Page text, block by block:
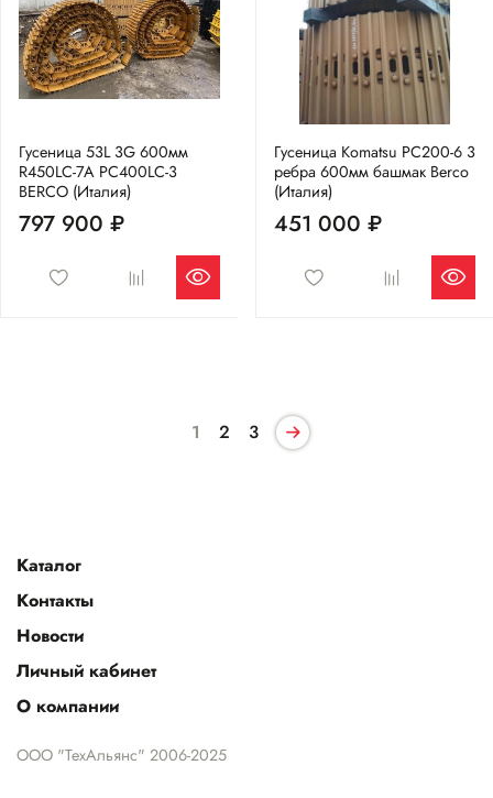
Гусеница 53L 3G 600мм
R450LC-7A PC400LC-3
BERCO (Италия)
797 900 ₽
Гусеница Komatsu PC200-6 3
ребра 600мм башмак Berco
(Италия)
451 000 ₽
1 2 3
Каталог
Контакты
Новости
Личный кабинет
О компании
ООО "ТехАльянс" 2006-2025